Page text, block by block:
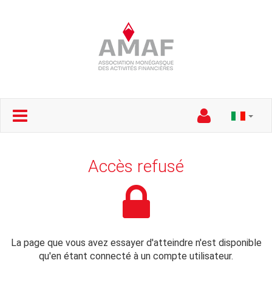
Accès refusé
La page que vous avez essayer d'atteindre n'est disponible
qu'en étant connecté à un compte utilisateur.